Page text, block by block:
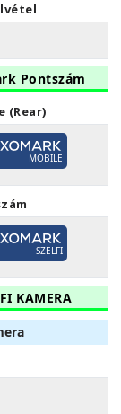
Pontszám
(Rear)
MOBILE
SZELFI
KAMERA